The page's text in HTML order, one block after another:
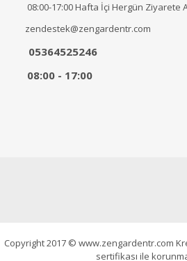
08:00-17:00 Hafta İçi Hergün Ziyarete
zendestek@zengardentr.com
05364525246
08:00 - 17:00
Copyright 2017 © www.zengardentr.com
sertifikası ile